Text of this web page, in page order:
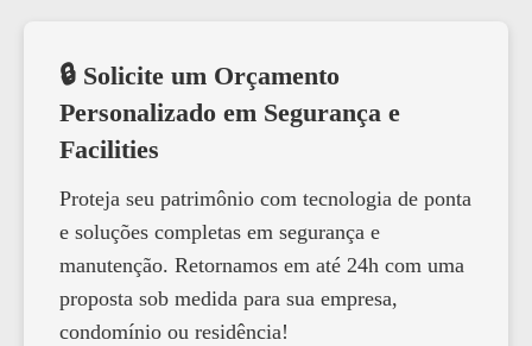
🔒 Solicite um Orçamento
Personalizado em Segurança e
Facilities
Proteja seu patrimônio com tecnologia de ponta
e soluções completas em segurança e
manutenção. Retornamos em até 24h com uma
proposta sob medida para sua empresa,
condomínio ou residência!